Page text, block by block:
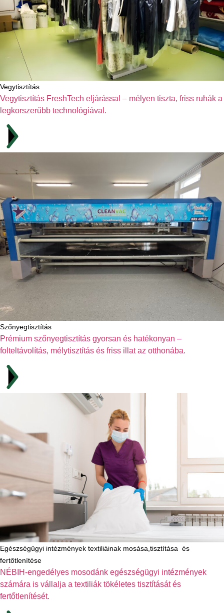
Vegytisztítás
Vegytisztítás FreshTech eljárással – mélyen tiszta, friss ruhák a
legkorszerűbb technológiával.
Szőnyegtisztítás
Prémium szőnyegtisztítás gyorsan és hatékonyan –
folteltávolítás, mélytisztítás és friss illat az otthonába.
Egészségügyi intézmények textiliáinak mosása,tisztítása és
fertőtlenítése
NÉBIH-engedélyes mosodánk egészségügyi intézmények
számára is vállalja a textiliák tökéletes tisztítását és
fertőtlenítését.